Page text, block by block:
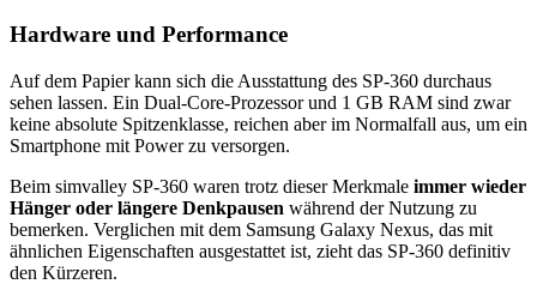
Hardware und Performance
Auf dem Papier kann sich die Ausstattung des SP-360 durchaus
sehen lassen. Ein Dual-Core-Prozessor und 1 GB RAM sind zwar
keine absolute Spitzenklasse, reichen aber im Normalfall aus, um ein
Smartphone mit Power zu versorgen.
Beim simvalley SP-360 waren trotz dieser Merkmale immer wieder
Hänger oder längere Denkpausen während der Nutzung zu
bemerken. Verglichen mit dem Samsung Galaxy Nexus, das mit
ähnlichen Eigenschaften ausgestattet ist, zieht das SP-360 definitiv
den Kürzeren.